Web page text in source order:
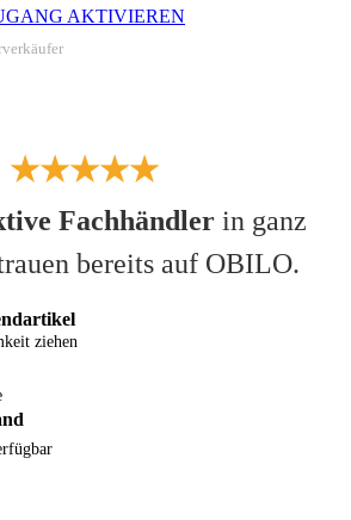
AKTIVIEREN
★★★★★
Fachhändlerin ganz
bereits auf OBILO.
ziehen